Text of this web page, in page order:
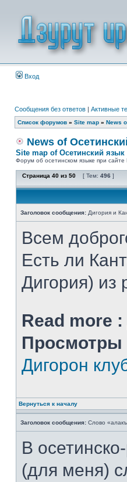
Вход
Сообщения без ответов | Активные
Список форумов » Site map » News
News of
Site map of Осетинский язык
Форум об осетинском языке при сайте
Страница 40 из 50 [ Тем: 496 ]
Заголовок сообщения: Дигория и
Всем
Есть ли
Дигория) из
Read more :
Просмотры
Дигорон
Вернуться к началу
Заголовок сообщения: Слово
В
(для меня)